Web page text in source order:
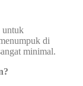
untuk
di
minimal.